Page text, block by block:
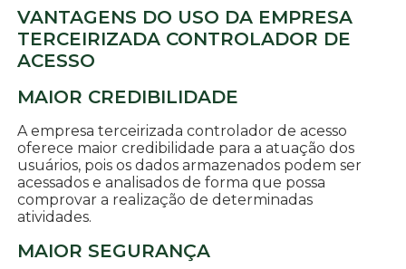
VANTAGENS DO USO DA EMPRESA
TERCEIRIZADA CONTROLADOR DE
ACESSO
MAIOR CREDIBILIDADE
A empresa terceirizada controlador de acesso
oferece maior credibilidade para a atuação dos
usuários, pois os dados armazenados podem ser
acessados e analisados de forma que possa
comprovar a realização de determinadas
atividades.
MAIOR SEGURANÇA